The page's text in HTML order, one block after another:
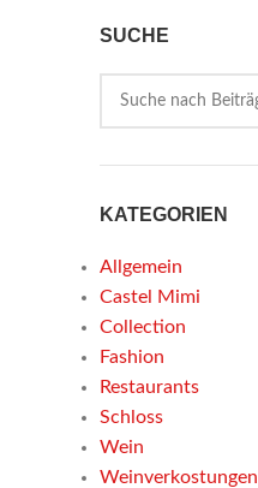
SUCHE
KATEGORIEN
Allgemein
Castel Mimi
Collection
Fashion
Restaurants
Schloss
Wein
Weinverkostungen